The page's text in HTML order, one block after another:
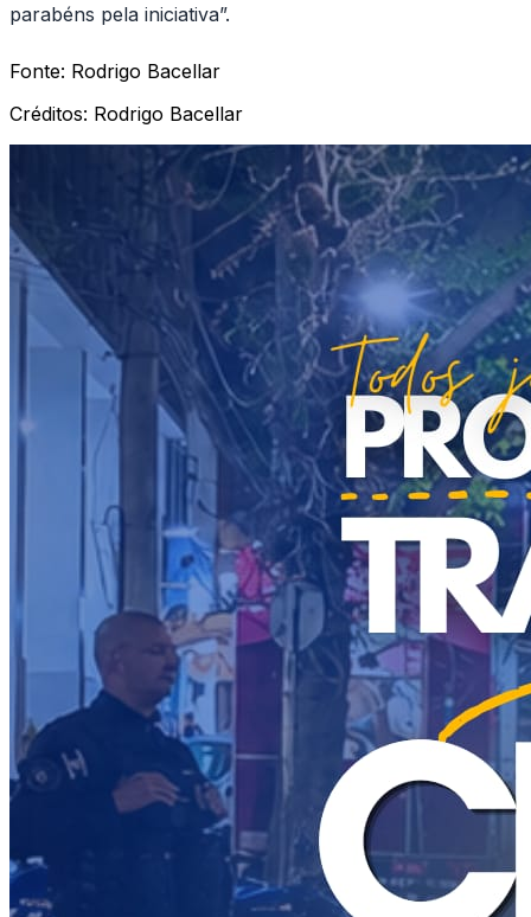
parabéns pela iniciativa”.
Fonte: Rodrigo Bacellar
Créditos: Rodrigo Bacellar